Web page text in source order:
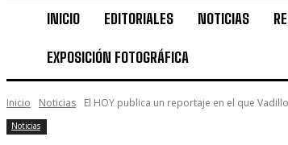
INICIO EDITORIALES NOTICIAS
EXPOSICIÓN FOTOGRÁFICA
Inicio Noticias El HOY publica un reportaje en el que
Noticias